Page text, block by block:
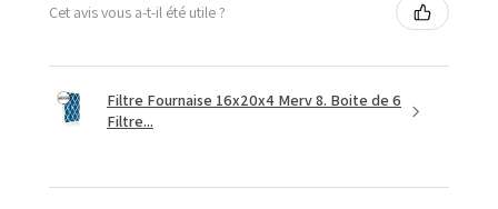
Cet avis vous a-t-il été utile ?
Filtre Fournaise 16x20x4 Merv 8. Boite de 6
Filtre...